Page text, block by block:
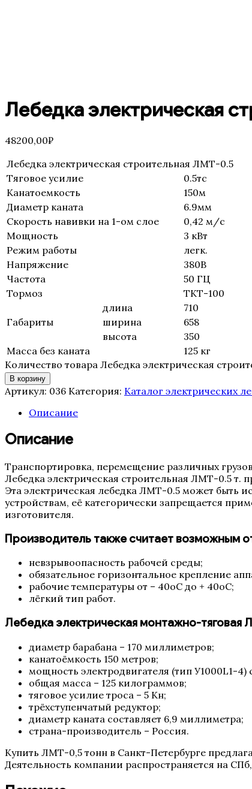
Лебедка электрическая
48200,00₽
Лебедка электрическая строительная ЛМТ-0.5
Тяговое усилие
0.5тс
Канатоемкость
150м
Диаметр каната
6.9мм
Скорость навивки на 1-ом слое
0,42 м/с
Мощность
3 кВт
Режим работы
легк.
Напряжение
380В
Частота
50 ГЦ
Тормоз
ТКТ-100
длина
710
Габариты
ширина
658
высота
350
Масса без каната
125 кг
Количество товара Лебедка электрическая
В корзину
Артикул: 036 Категория: Каталог электрических
Описание
Описание
Транспортировка, перемещение различных
Лебедка электрическая строительная ЛМТ-0.5
Эта электрическая лебедка ЛМТ-0.5 может быть
устройствам, её категорически запрещается
изготовителя.
Производитель также считает возможным
невзрывоопасность рабочей среды;
обязательное горизонтальное крепление
рабочие температуры от – 40оС до + 40оС;
лёгкий тип работ.
Лебедка электрическая монтажно-
диаметр барабана – 170 миллиметров;
канатоёмкость 150 метров;
мощность электродвигателя (тип У1000L1-4)
общая масса – 125 килограммов;
тяговое усилие троса – 5 Кн;
трёхступенчатый редуктор;
диаметр каната составляет 6,9 миллиметра;
страна-производитель – Россия.
Купить ЛМТ-0,5 тонн в Санкт-Петербурге
Деятельность компании распространяется на